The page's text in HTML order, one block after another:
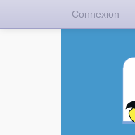
Connexion